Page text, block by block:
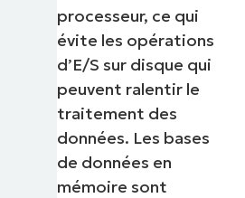
processeur, ce qui
évite les opérations
d’E/S sur disque qui
peuvent ralentir le
traitement des
données. Les bases
de données en
mémoire sont